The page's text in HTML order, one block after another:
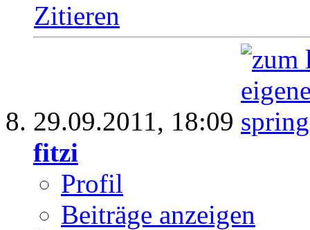
Zitieren
29.09.2011, 18:09
fitzi
Profil
Beiträge anzeigen